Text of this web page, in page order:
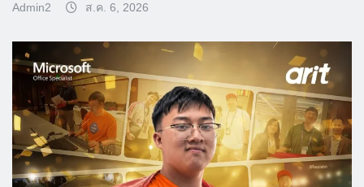
Admin2 ส.ค. 6, 2026